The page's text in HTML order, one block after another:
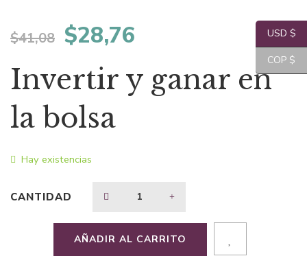
$41,08 El
precio
original
era:
$41,08.
$28,76
precio
actual
Invertir y ganar en
la bolsa
Hay existencias
CANTIDAD
AÑADIR AL CARRITO
USD $
COP $